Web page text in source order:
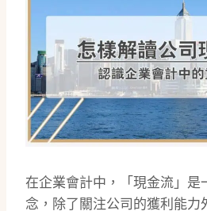
在企業會計中，「現金流」是
念，除了關注公司的獲利能力